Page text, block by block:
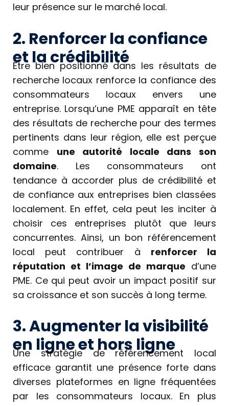
leur présence sur le marché local.
2. Renforcer la confiance
et la crédibilité
Être bien positionné dans les résultats de
recherche locaux renforce la confiance des
consommateurs locaux envers une
entreprise. Lorsqu’une PME apparaît en tête
des résultats de recherche pour des termes
pertinents dans leur région, elle est perçue
comme une autorité locale dans son
domaine. Les consommateurs ont
tendance à accorder plus de crédibilité et
de confiance aux entreprises bien classées
localement. En effet, cela peut les inciter à
choisir ces entreprises plutôt que leurs
concurrentes. Ainsi, un bon référencement
local peut contribuer à renforcer la
réputation et l’image de marque d’une
PME. Ce qui peut avoir un impact positif sur
sa croissance et son succès à long terme.
3. Augmenter la visibilité
en ligne et hors ligne
Une stratégie de référencement local
efficace garantit une présence forte dans
diverses plateformes en ligne fréquentées
par les consommateurs locaux. En plus